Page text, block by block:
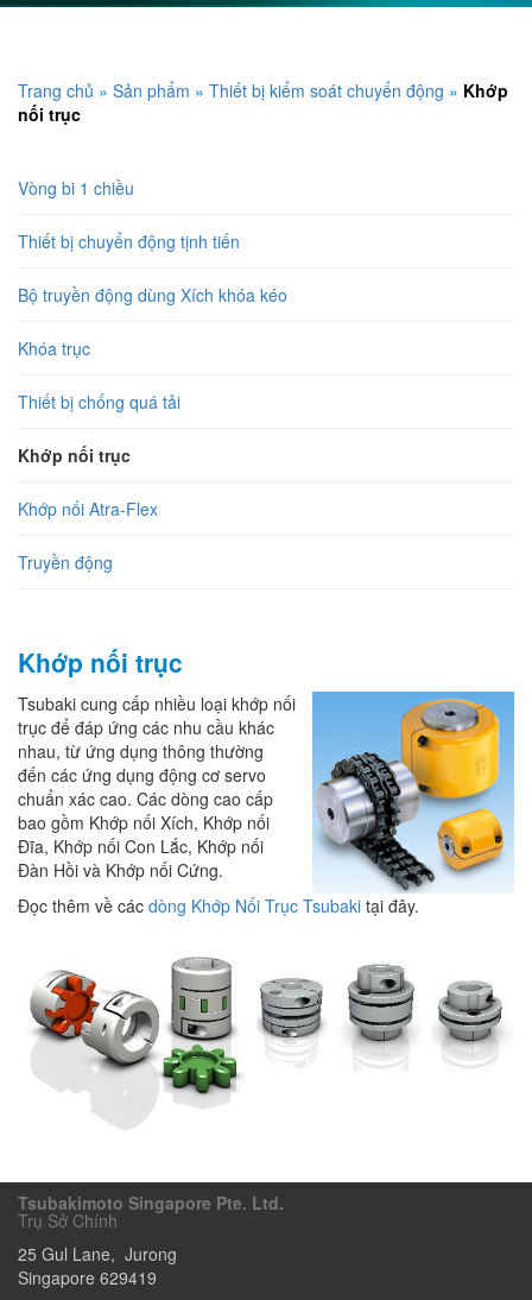
Trang chủ » Sản phẩm » Thiết bị kiểm soát chuyển động » Khớp
nối trục
Vòng bi 1 chiều
Thiết bị chuyển động tịnh tiến
Bộ truyền động dùng Xích khóa kéo
Khóa trục
Thiết bị chống quá tải
Khớp nối trục
Khớp nối Atra-Flex
Truyền động
Khớp nối trục
Tsubaki cung cấp nhiều loại khớp nối
trục để đáp ứng các nhu cầu khác
nhau, từ ứng dụng thông thường
đến các ứng dụng động cơ servo
chuẩn xác cao. Các dòng cao cấp
bao gồm Khớp nối Xích, Khớp nối
Đĩa, Khớp nối Con Lắc, Khớp nối
Đàn Hồi và Khớp nối Cứng.
Đọc thêm về các dòng Khớp Nối Trục Tsubaki tại đây.
Tsubakimoto Singapore Pte. Ltd.
Trụ Sở Chính
25 Gul Lane, Jurong
Singapore 629419